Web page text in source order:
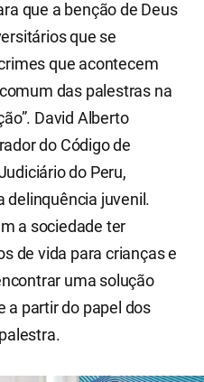
que a benção de Deus
que se
que acontecem
das palestras na
David Alberto
do Código de
do Peru,
delinquência juvenil.
a sociedade ter
de vida para crianças e
uma solução
a partir do papel dos